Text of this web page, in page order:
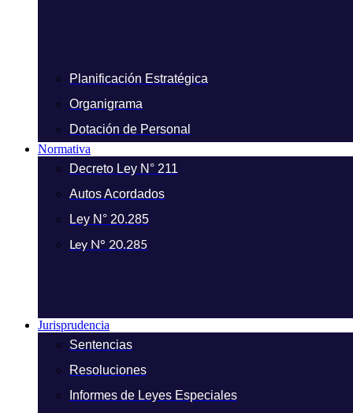
Planificación Estratégica
Organigrama
Dotación de Personal
Normativa
Decreto Ley N° 211
Autos Acordados
Ley N° 20.285
Ley N° 20.285
Jurisprudencia
Sentencias
Resoluciones
Informes de Leyes Especiales